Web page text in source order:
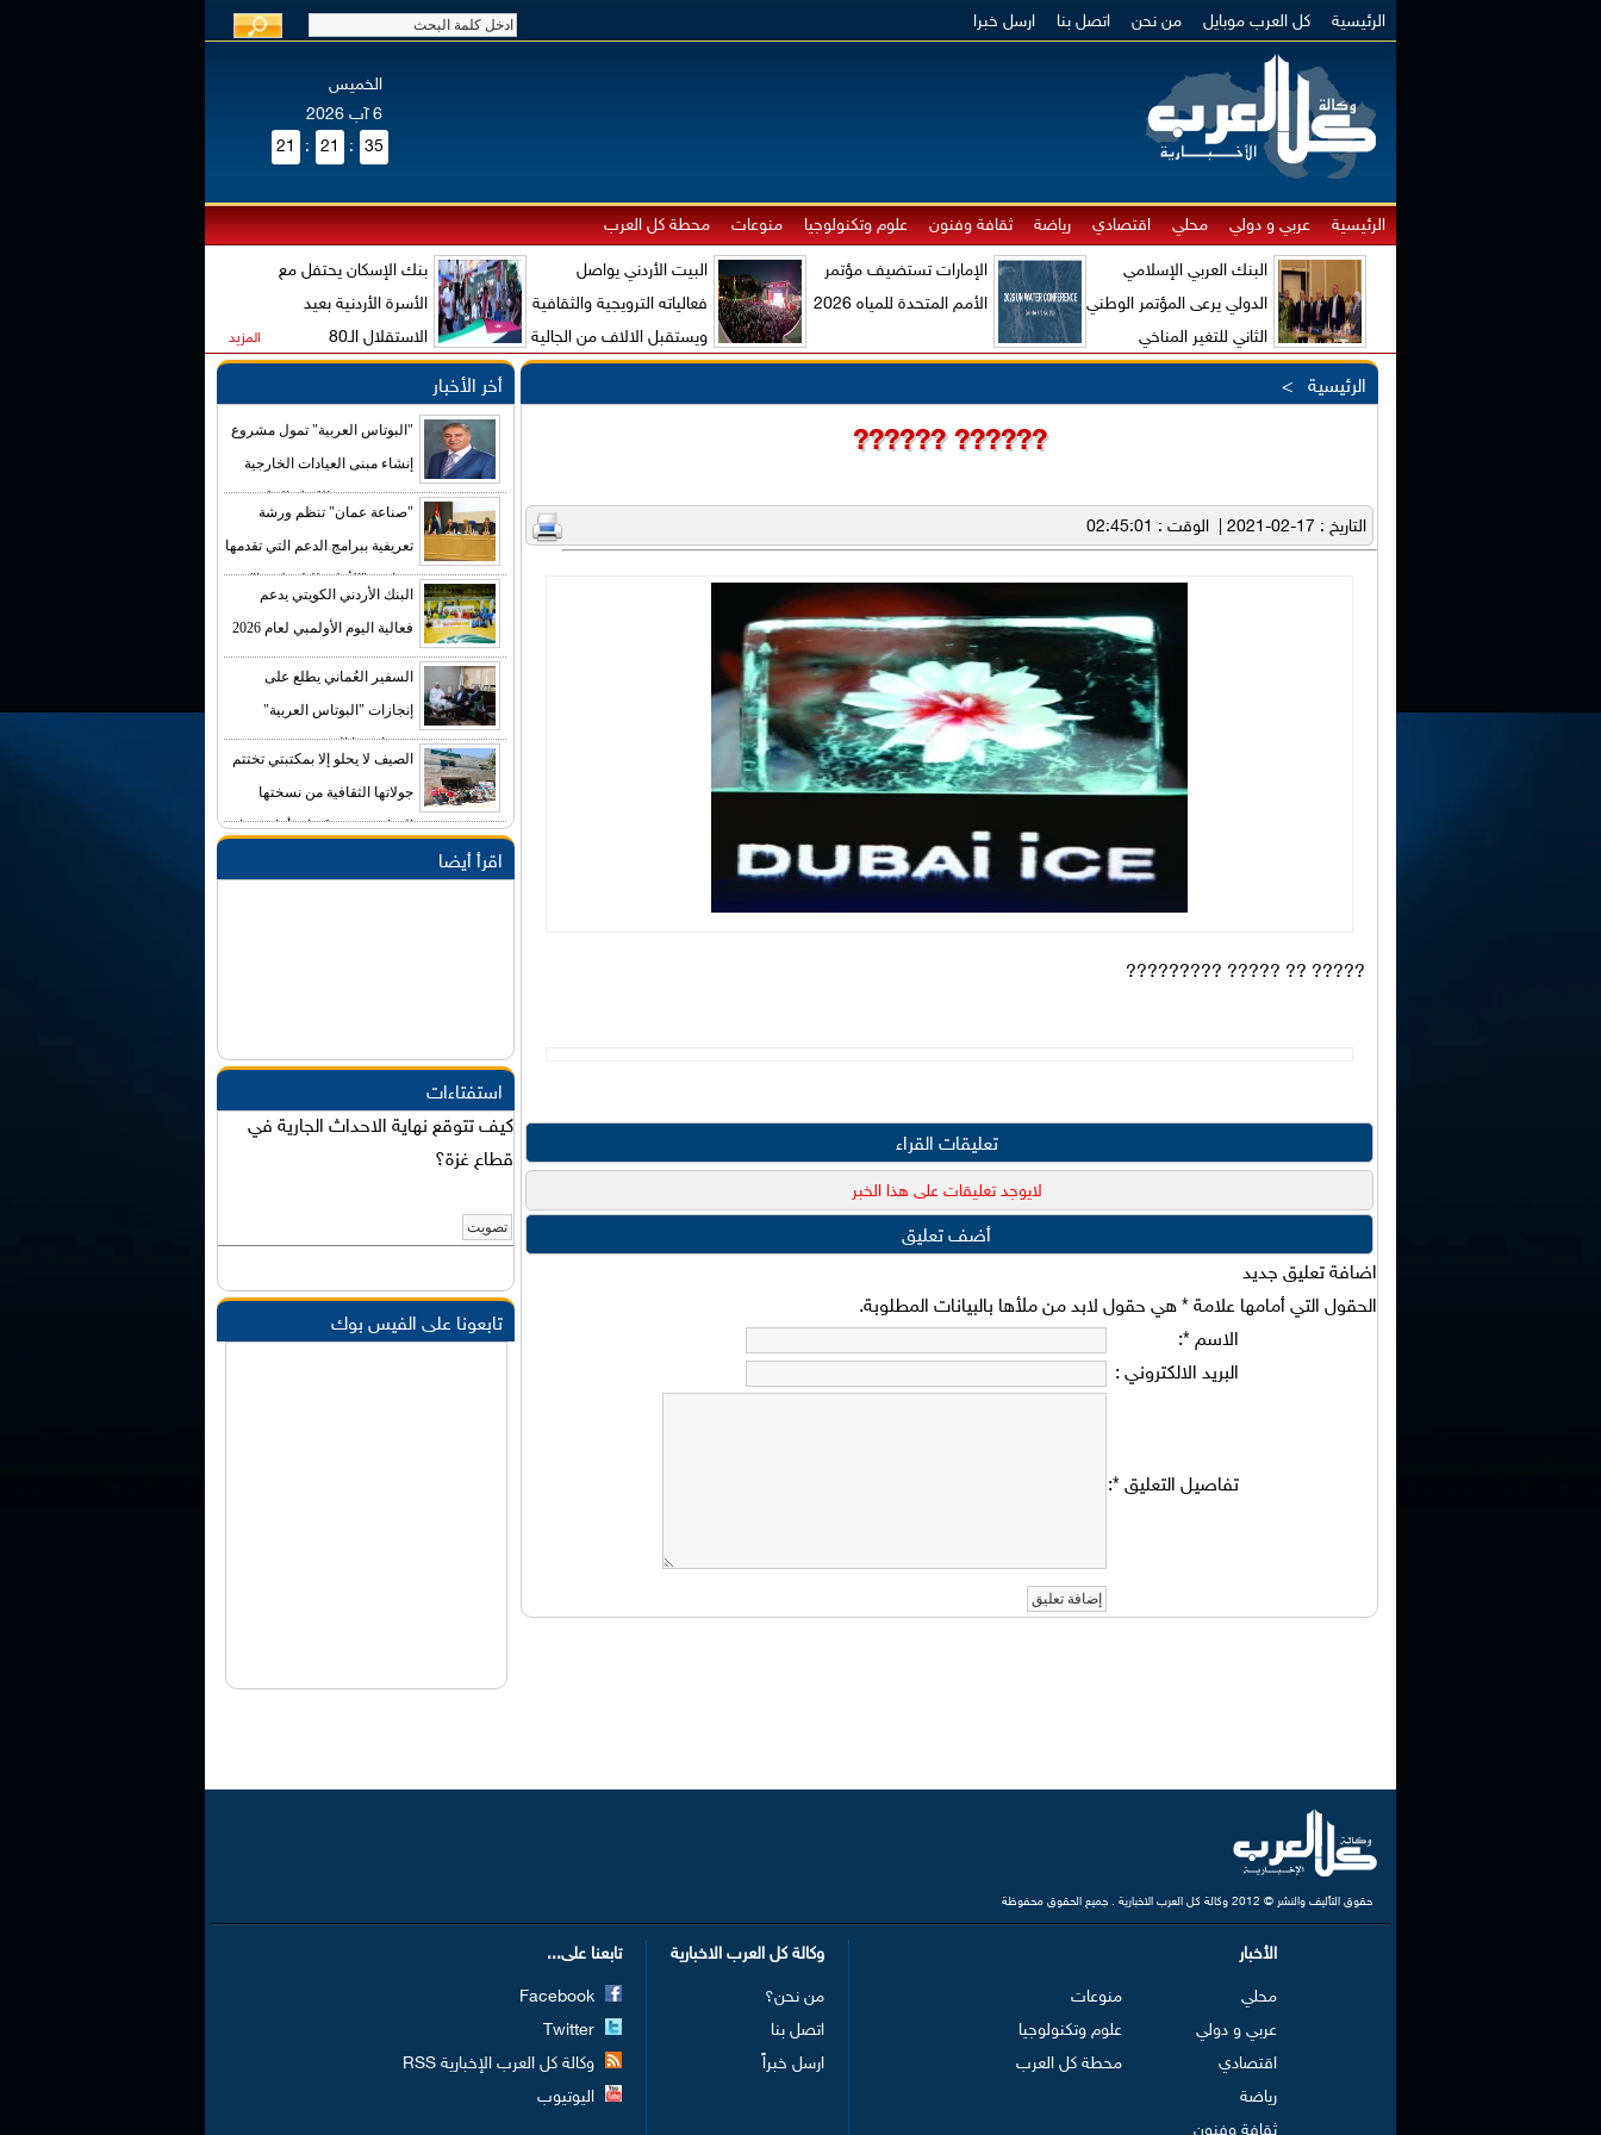
الرئيسية كل العرب موبايل من نحن اتصل بنا ارسل خبرا
الخميس
6 آب 2026
21
: 21 : 35
الرئيسية عربي و دولي محلي اقتصادي رياضة ثقافة وفنون علوم وتكنولوجيا منوعات محطة كل العرب
البنك العربي الإسلامي
الدولي يرعى المؤتمر الوطني
الثاني للتغير المناخي
الإمارات تستضيف مؤتمر
الأمم المتحدة للمياه 2026
البيت الأردني يواصل
فعالياته الترويجية والثقافية
ويستقبل الالاف من الجالية
بنك الإسكان يحتفل مع
الأسرة الأردنية بعيد
الاستقلال الـ80
المزيد
الرئيسية >
?????? ??????
التاريخ : 17-02-2021 | الوقت : 02:45:01
????? ?? ????? ?????????
تعليقات القراء
لايوجد تعليقات على هذا الخبر
أضف تعليق
اضافة تعليق جديد
الحقول التي أمامها علامة * هي حقول لابد من ملأها بالبيانات المطلوبة.
الاسم*
:
البريد الالكتروني:
تفاصيل التعليق*
:
أخر الأخبار
"البوتاس العربية" تمول مشروع
إنشاء مبنى العيادات الخارجية
في مستشفى الكرك الحكومي
بكلفة تصل إلى (4) ملايين دينار
"صناعة عمان" تنظم ورشة
تعريفية ببرامج الدعم التي تقدمها
صناديق "الأعلى للتكنولوجيا"
البنك الأردني الكويتي يدعم
فعالية اليوم الأولمبي لعام 2026
السفير العُماني يطلع على
إنجازات "البوتاس العربية"
ومشاريعها التوسعية
الصيف لا يحلو إلا بمكتبتي تختتم
جولاتها الثقافية من نسختها
السادس في مكتبات أمانة عمان
اقرأ أيضا
استفتاءات
كيف تتوقع نهاية الاحداث الجارية في
قطاع غزة؟
تابعونا على الفيس بوك
حقوق التأليف والنشر © 2012 وكالة كل العرب الاخبارية . جميع الحقوق محفوظة
الأخبار
محلي
عربي و دولي
اقتصادي
رياضة
ثقافة وفنون
منوعات
علوم وتكنولوجيا
محطة كل العرب
وكالة كل العرب الاخبارية
من نحن؟
اتصل بنا
ارسل خبراً
تابعنا على...
Facebook
Twitter
وكالة كل العرب الإخبارية RSS
اليوتيوب